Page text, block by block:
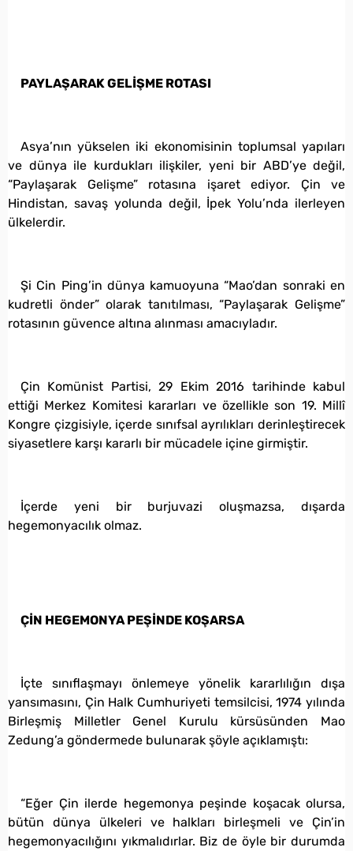
PAYLAŞARAK GELİŞME ROTASI
Asya’nın yükselen iki ekonomisinin toplumsal yapıları
ve dünya ile kurdukları ilişkiler, yeni bir ABD’ye değil,
“Paylaşarak Gelişme” rotasına işaret ediyor. Çin ve
Hindistan, savaş yolunda değil, İpek Yolu’nda ilerleyen
ülkelerdir.
Şi Cin Ping’in dünya kamuoyuna “Mao’dan sonraki en
kudretli önder” olarak tanıtılması, “Paylaşarak Gelişme”
rotasının güvence altına alınması amacıyladır.
Çin Komünist Partisi, 29 Ekim 2016 tarihinde kabul
ettiği Merkez Komitesi kararları ve özellikle son 19. Millî
Kongre çizgisiyle, içerde sınıfsal ayrılıkları derinleştirecek
siyasetlere karşı kararlı bir mücadele içine girmiştir.
İçerde yeni bir burjuvazi oluşmazsa, dışarda
hegemonyacılık olmaz.
ÇİN HEGEMONYA PEŞİNDE KOŞARSA
İçte sınıflaşmayı önlemeye yönelik kararlılığın dışa
yansımasını, Çin Halk Cumhuriyeti temsilcisi, 1974 yılında
Birleşmiş Milletler Genel Kurulu kürsüsünden Mao
Zedung’a göndermede bulunarak şöyle açıklamıştı:
“Eğer Çin ilerde hegemonya peşinde koşacak olursa,
bütün dünya ülkeleri ve halkları birleşmeli ve Çin’in
hegemonyacılığını yıkmalıdırlar. Biz de öyle bir durumda